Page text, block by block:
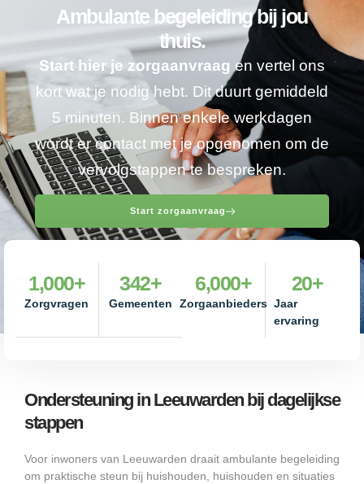
Ambulante begeleiding bij jou
thuis.
Start hier je zorgaanvraag en vertel ons
kort wat je nodig hebt. Dit duurt gemiddeld
5 minuten. Binnen enkele werkdagen
wordt er contact met je opgenomen om de
vervolgstappen te bespreken.
Start zorgaanvraag
Zorgvragen
1,000+
Gemeenten
342+
Zorgaanbieders
6,000+
Jaar
ervaring
20+
Ondersteuning in Leeuwarden bij dagelijkse
stappen
Voor inwoners van Leeuwarden draait ambulante begeleiding
om praktische steun bij huishouden, huishouden en situaties